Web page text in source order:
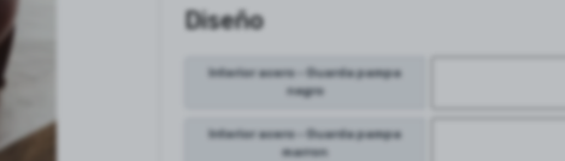
Diseño
Interior acero - Guarda pampa
negro
Interior acero - Guarda pampa
marron